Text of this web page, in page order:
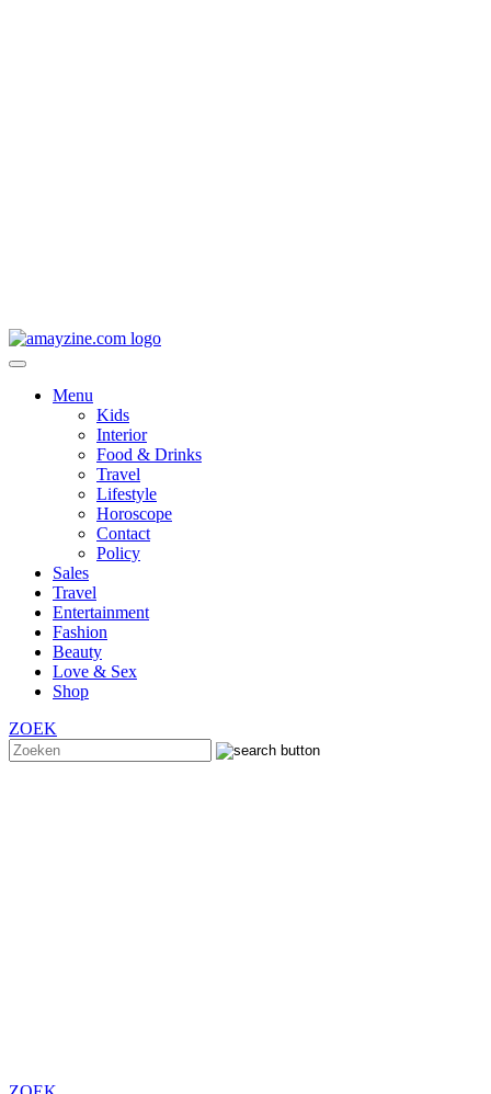
Menu
Kids
Interior
Food & Drinks
Travel
Lifestyle
Horoscope
Contact
Policy
Sales
Travel
Entertainment
Fashion
Beauty
Love & Sex
Shop
ZOEK